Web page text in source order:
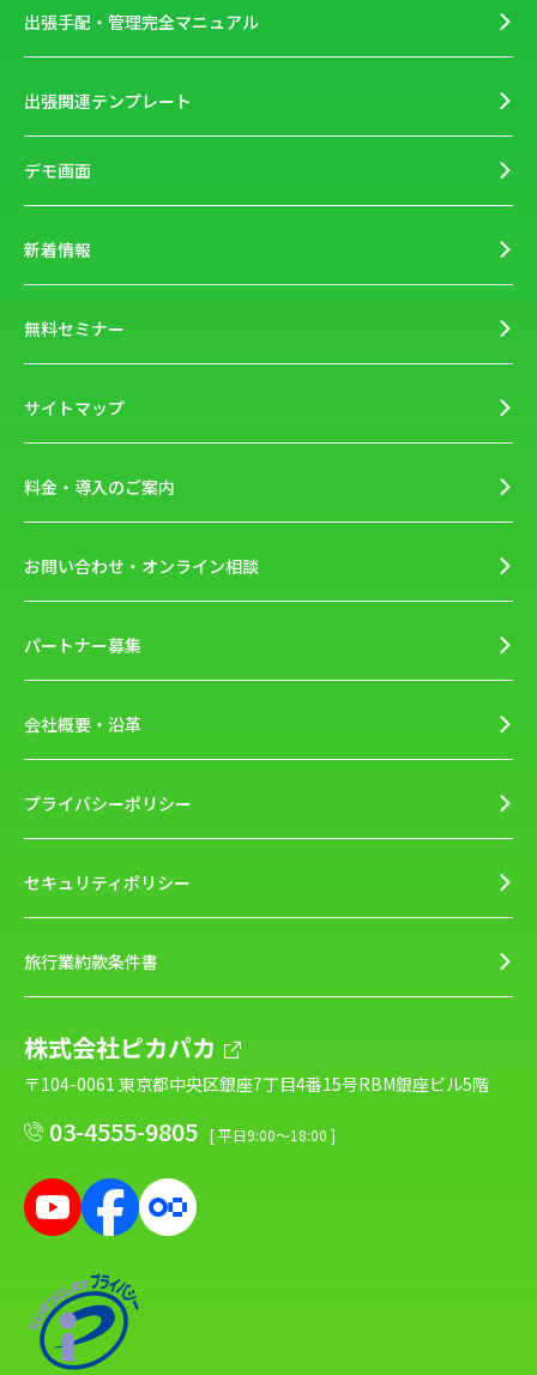
出張手配・管理完全マニュアル
出張関連テンプレート
デモ画面
新着情報
無料セミナー
サイトマップ
料金・導入のご案内
お問い合わせ・オンライン相談
パートナー募集
会社概要・沿革
プライバシーポリシー
セキュリティポリシー
旅行業約款条件書
株式会社ピカパカ
〒104-0061 東京都中央区銀座7丁目4番15号RBM銀座ビル5階
03-4555-9805 [ 平日9:00～18:00 ]